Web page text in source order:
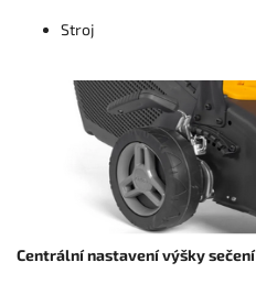
Stroj
Centrální nastavení výšky sečení